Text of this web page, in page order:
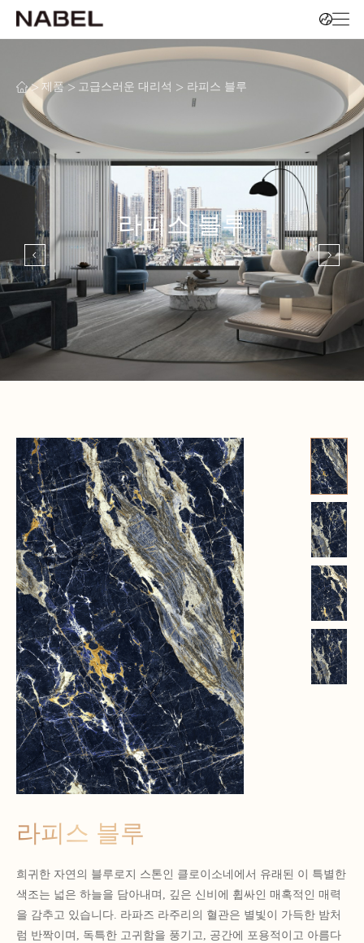
> 제품 > 고급스러운 대리석 > 라피스 블루
라피스 블루
라피스 블루
희귀한 자연의 블루로지 스톤인 클로이소네에서 유래된 이 특별한
색조는 넓은 하늘을 담아내며, 깊은 신비에 휩싸인 매혹적인 매력
을 감추고 있습니다. 라파즈 라주리의 혈관은 별빛이 가득한 밤처
럼 반짝이며, 독특한 고귀함을 풍기고, 공간에 포용적이고 아름다